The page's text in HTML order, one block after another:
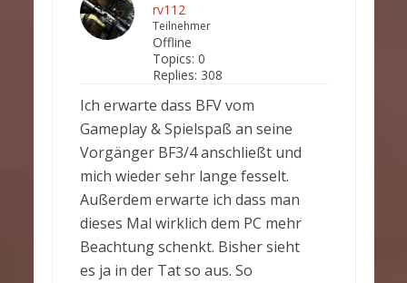
rv112
Teilnehmer
Offline
Topics: 0
Replies: 308
Ich erwarte dass BFV vom
Gameplay & Spielspaß an seine
Vorgänger BF3/4 anschließt und
mich wieder sehr lange fesselt.
Außerdem erwarte ich dass man
dieses Mal wirklich dem PC mehr
Beachtung schenkt. Bisher sieht
es ja in der Tat so aus. So